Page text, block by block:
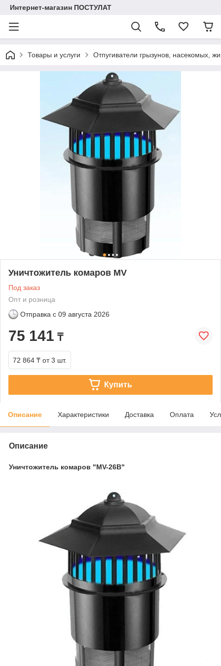
Интернет-магазин ПОСТУЛАТ
Товары и услуги Отпугиватели грызунов, насекомых,
Уничтожитель комаров MV
Под заказ
Опт и розница
Отправка с 09 августа 2026
75 141 ₸
72 864 ₸ от 3 шт.
Купить
Описание Характеристики Доставка Оплата
Описание
Уничтожитель комаров "MV-26B"